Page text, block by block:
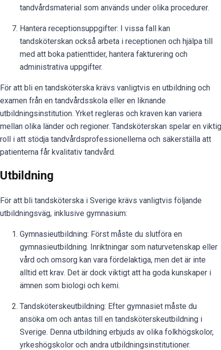
tandvårdsmaterial som används under olika procedurer.
Hantera receptionsuppgifter: I vissa fall kan
tandsköterskan också arbeta i receptionen och hjälpa till
med att boka patienttider, hantera fakturering och
administrativa uppgifter.
För att bli en tandsköterska krävs vanligtvis en utbildning och
examen från en tandvårdsskola eller en liknande
utbildningsinstitution. Yrket regleras och kraven kan variera
mellan olika länder och regioner. Tandsköterskan spelar en viktig
roll i att stödja tandvårdsprofessionellerna och säkerställa att
patienterna får kvalitativ tandvård.
Utbildning
För att bli tandsköterska i Sverige krävs vanligtvis följande
utbildningsväg, inklusive gymnasium:
Gymnasieutbildning: Först måste du slutföra en
gymnasieutbildning. Inriktningar som naturvetenskap eller
vård och omsorg kan vara fördelaktiga, men det är inte
alltid ett krav. Det är dock viktigt att ha goda kunskaper i
ämnen som biologi och kemi.
Tandsköterskeutbildning: Efter gymnasiet måste du
ansöka om och antas till en tandsköterskeutbildning i
Sverige. Denna utbildning erbjuds av olika folkhögskolor,
yrkeshögskolor och andra utbildningsinstitutioner.